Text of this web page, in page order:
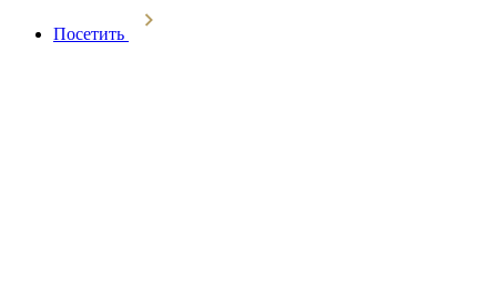
Посетить